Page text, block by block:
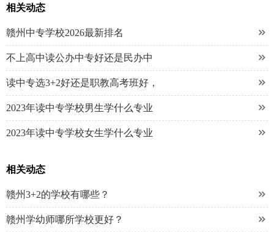
相关动态

赣州中专学校2026最新排名

不上高中读公办中专好还是民办中

读中专选3+2好还是职教高考班好，

2023年读中专学校男生学什么专业

2023年读中专学校女生学什么专业
相关动态

赣州3+2的学校有哪些？

赣州学幼师哪所学校更好？